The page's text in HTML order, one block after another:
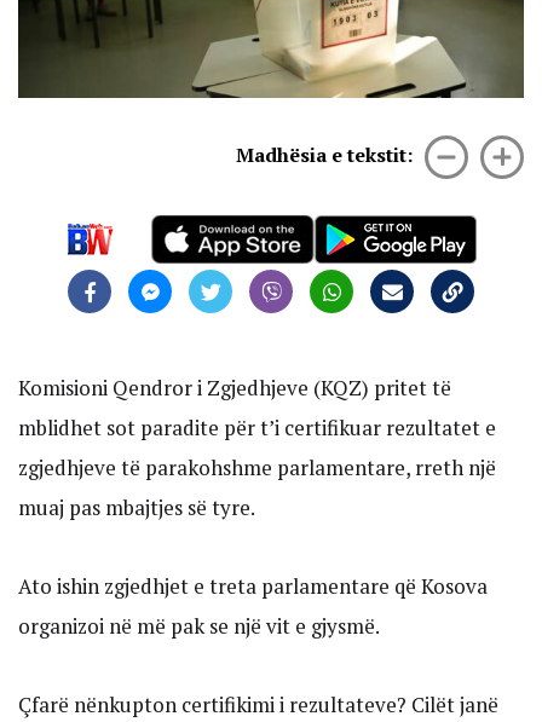
Madhësia e tekstit:
Komisioni Qendror i Zgjedhjeve (KQZ) pritet të
mblidhet sot paradite për t’i certifikuar rezultatet e
zgjedhjeve të parakohshme parlamentare, rreth një
muaj pas mbajtjes së tyre.
Ato ishin zgjedhjet e treta parlamentare që Kosova
organizoi në më pak se një vit e gjysmë.
Çfarë nënkupton certifikimi i rezultateve? Cilët janë